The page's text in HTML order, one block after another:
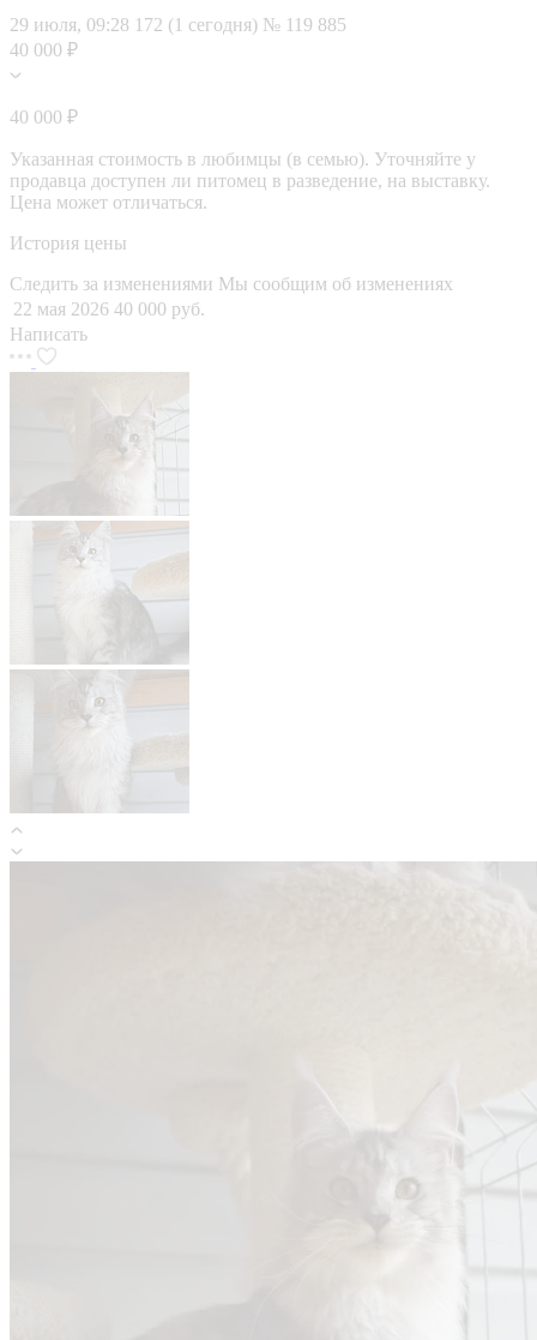
29 июля, 09:28 172 (1 сегодня) № 119 885
40 000 ₽
40 000 ₽
Указанная стоимость в любимцы (в семью). Уточняйте у
продавца доступен ли питомец в разведение, на выставку.
Цена может отличаться.
История цены
Следить за изменениями Мы сообщим об изменениях
22 мая 2026 40 000 руб.
Написать